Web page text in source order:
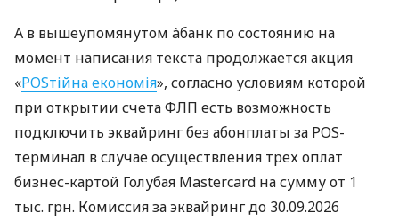
А в вышеупомянутом àбанк по состоянию на
момент написания текста продолжается акция
«POSтійна економія», согласно условиям которой
при открытии счета ФЛП есть возможность
подключить эквайринг без абонплаты за POS-
терминал в случае осуществления трех оплат
бизнес-картой Голубая Mastercard на сумму от 1
тыс. грн. Комиссия за эквайринг до 30.09.2026